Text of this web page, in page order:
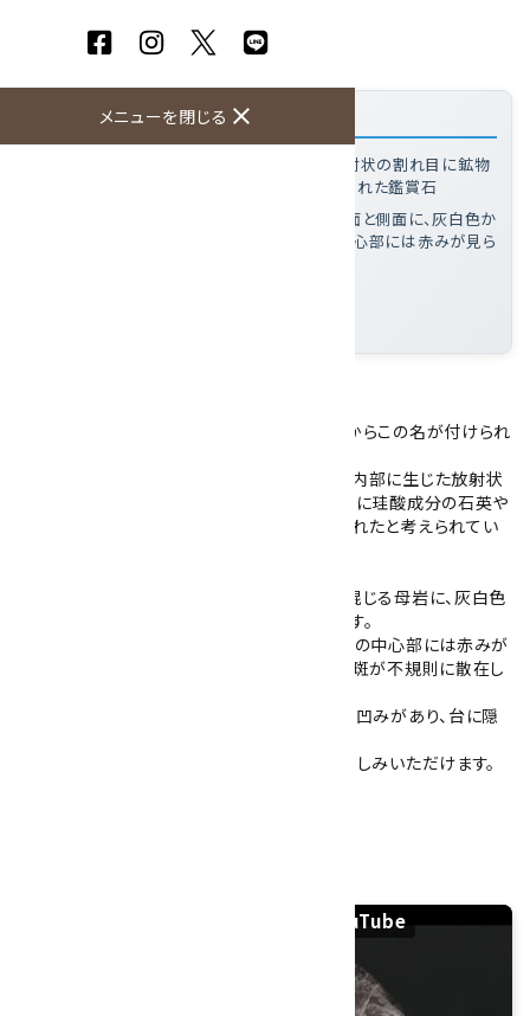
メニューを閉じる close
商品説明
「根尾谷産 菊花石 260g」の特徴
: 輝緑凝灰岩の母岩に生じた放射状の割れ目に鉱物
が沈着・成長することで花状の模様が形成された鑑賞石
: 黒から暗灰色の母岩の正面と側面に、灰白色か
ら乳白色の放射状花模様が2輪確認でき、中心部には赤みが見ら
菊花石は、菊の花に似た模様を形成することからこの名が付けられ
母岩は美濃帯に分布する輝緑凝灰岩で、岩石内部に生じた放射状
の割れ目に炭酸カルシウムが沈着・成長し、後に珪酸成分の石英や
玉髄に置き換わることで花状の模様が形成されたと考えられてい
こちらの菊花石は、黒から暗灰色に赤褐色が混じる母岩に、灰白色
から乳白色の放射状花模様が2輪確認できます。
正面と側面にそれぞれ1輪ずつ位置し、花びらの中心部には赤みが
見られます。裏面には花模様はなく、灰白色の斑が不規則に散在し
全体を手磨きしていますが、一部に石目による凹みがあり、台に隠
木製台座が付属しますので、鑑賞石としてお楽しみいただけます。
根尾谷産 菊花石 260gの紹介動画｜YouTube